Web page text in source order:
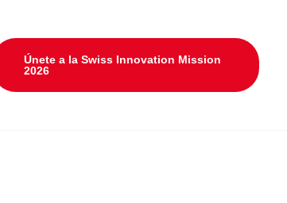
Únete a la Swiss Innovation Mission
2026